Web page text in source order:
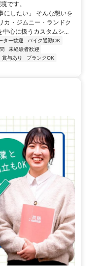
です。
にしたい」 そんな想いを
カ・ジムニー・ランドク
中心に扱うカスタムシ...
ター歓迎
バイク通勤OK
未経験者歓迎
賞与あり
ブランクOK